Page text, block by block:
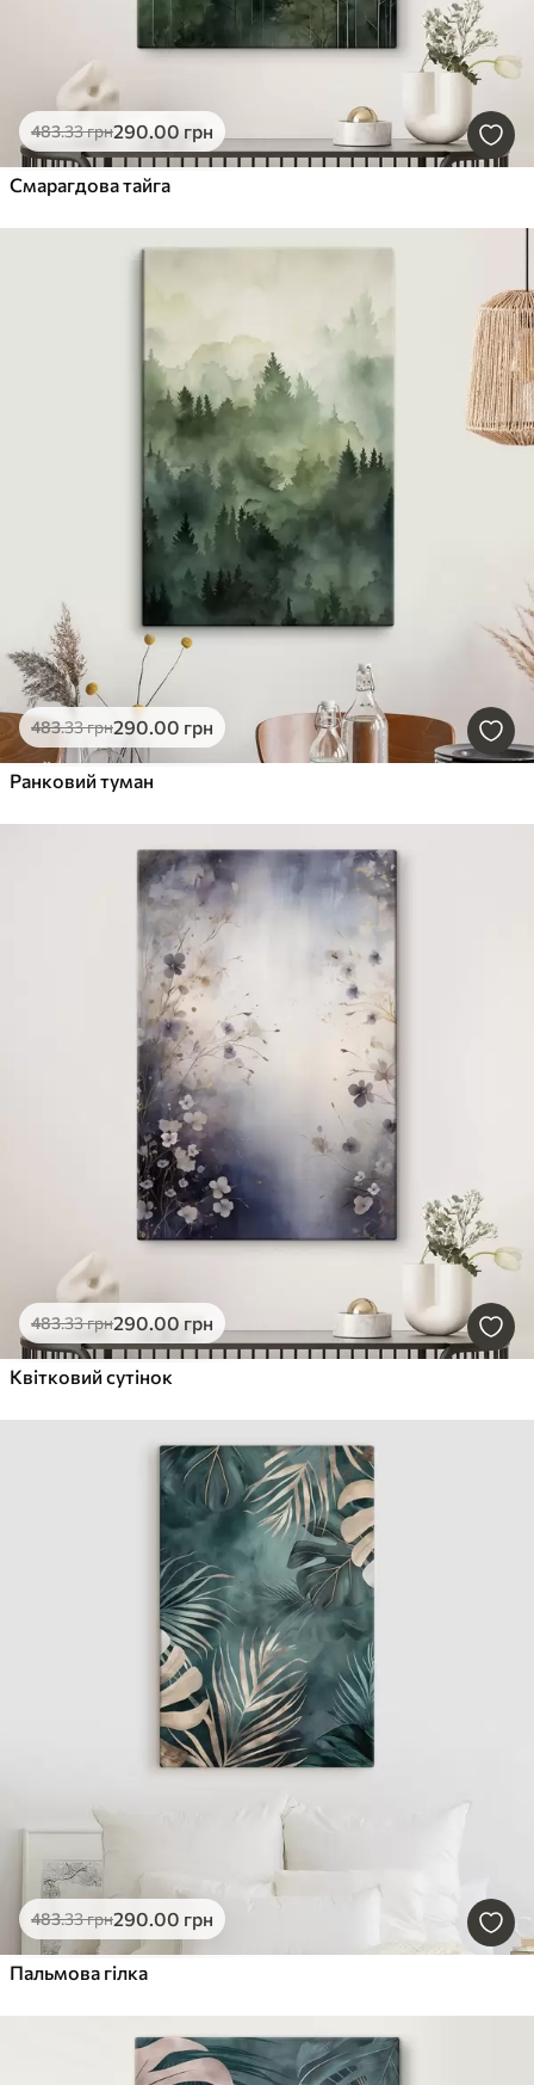
483.33грн290.00 грн
Смарагдова тайга
483.33грн290.00 грн
Ранковий туман
483.33грн290.00 грн
Квітковий сутінок
483.33грн290.00 грн
Пальмова гілка